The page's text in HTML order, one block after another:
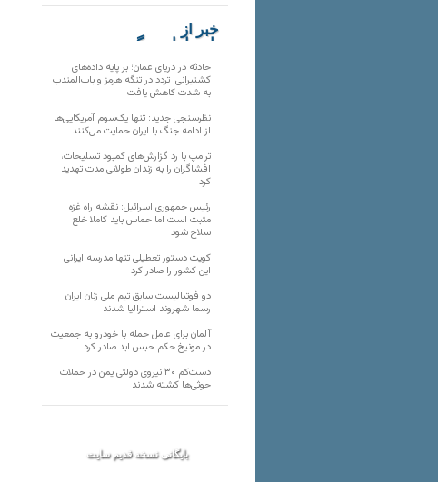
خبر از
تارنماهای دیگر
حادثه در دریای عمان؛ بر پایه داده‌های
کشتیرانی، تردد در تنگه هرمز و باب‌المندب
به شدت کاهش یافت
نظرسنجی جدید: تنها یک‌سوم آمریکایی‌ها
از ادامه جنگ با ایران حمایت می‌کنند
ترامپ با رد گزارش‌های کمبود تسلیحات،
افشاگران را به زندان طولانی مدت تهدید
کرد
رئیس‌ جمهوری اسرائیل: نقشه راه غزه
مثبت است اما حماس باید کاملا خلع
سلاح شود
کویت دستور تعطیلی تنها مدرسه ایرانی
این کشور را صادر کرد
دو فوتبالیست سابق تیم ملی زنان ایران
رسما شهروند استرالیا شدند
آلمان برای عامل حمله با خودرو به جمعیت
در مونیخ حکم حبس ابد صادر کرد
دست‌کم ۳۰ نیروی دولتی یمن در حملات
حوثی‌ها کشته شدند
بایگانی نسخه قدیم سایت